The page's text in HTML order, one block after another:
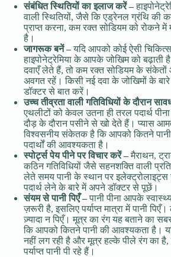
संबंधित स्थितियों का इलाज करें –
वाली स्थितियों, जैसे कि एड्रेनल ग्रंथि की
प्राप्त करना, कम रक्त सोडियम को रोकने
है।
जागरूक बनें –यदि आपको कोई ऐसी
हाइपोनेट्रेमिया के आपके जोखिम को बढ़ाती
दवाएँ लेते हैं, तो कम रक्त सोडियम के संकेतों
अवगत रहें। किसी नई दवा के जोखिमों के
डॉक्टर से बात करें।
उच्च तीव्रता वाली गतिविधियों के दौरान
एथलीटों को केवल उतना ही तरल पदार्थ पीना
दौड़ के दौरान पसीने से खो देते हैं। प्यास
विश्वसनीय संकेतक है कि आपको कितने
पदार्थों की आवश्यकता है।
स्पोर्ट्स पेय पीने पर विचार करें –मैराथन,
कठिन गतिविधियों जैसे सहनशक्ति वाली
लेते समय पानी के स्थान पर इलेक्ट्रोलाइट्स
पदार्थ लेने के बारे में अपने डॉक्टर से पूछें।
संयम से पानी पिएँ –पानी पीना आपके
ज़रूरी है, इसलिए पर्याप्त मात्रा में पानी
ज़्यादा न पिएँ। मूत्र का रंग यह बताने का
कि आपको कितने पानी की आवश्यकता है।
नहीं लग रही है और मूत्र हल्के पीले रंग का
पर्याप्त पानी पी रहे हैं।